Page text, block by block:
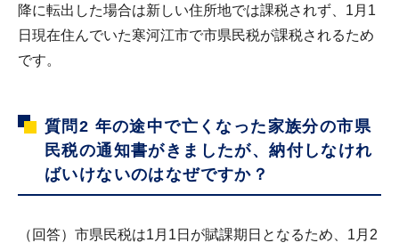
降に転出した場合は新しい住所地では課税されず、1月1
日現在住んでいた寒河江市で市県民税が課税されるため
です。
質問2 年の途中で亡くなった家族分の市県
民税の通知書がきましたが、納付しなけれ
ばいけないのはなぜですか？
（回答）市県民税は1月1日が賦課期日となるため、1月2